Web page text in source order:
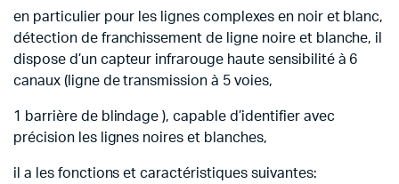
en particulier pour les lignes complexes en noir et blanc,
détection de franchissement de ligne noire et blanche, il
dispose d’un capteur infrarouge haute sensibilité à 6
canaux (ligne de transmission à 5 voies,
1 barrière de blindage ), capable d’identifier avec
précision les lignes noires et blanches,
il a les fonctions et caractéristiques suivantes: